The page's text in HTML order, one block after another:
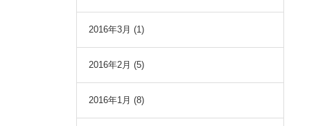
2016年3月 (1)
2016年2月 (5)
2016年1月 (8)